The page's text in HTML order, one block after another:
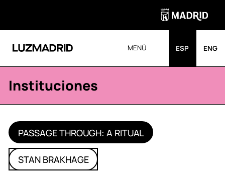
MENÚ ESP ENG
Instituciones
PASSAGE THROUGH: A RITUAL
STAN BRAKHAGE